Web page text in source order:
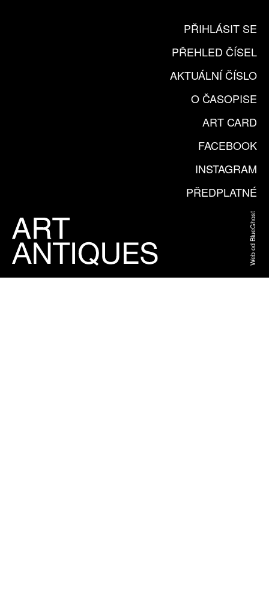
PŘIHLÁSIT SE
PŘEHLED ČÍSEL
AKTUÁLNÍ ČÍSLO
O ČASOPISE
ART CARD
FACEBOOK
INSTAGRAM
PŘEDPLATNÉ
Web od BlueGhost